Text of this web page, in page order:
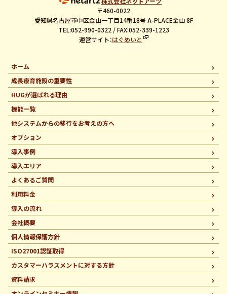
〒460-0022
愛知県名古屋市中区金山一丁目14番18号 A-PLACE金山 8F
TEL:052-990-0322 / FAX:052-339-1223
運営サイト：はぐめいと
ホーム
成長療育施設の重要性
HUGが選ばれる理由
機能一覧
他システムからの移行をお考えの方へ
オプション
導入事例
導入エリア
よくあるご質問
利用料金
導入の流れ
会社概要
個人情報保護方針
ISO27001認証取得
カスタマーハラスメントに対する方針
資料請求